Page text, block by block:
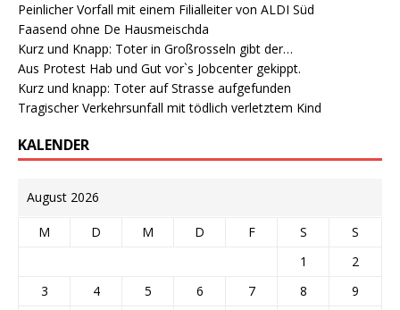
Peinlicher Vorfall mit einem Filialleiter von ALDI Süd
Faasend ohne De Hausmeischda
Kurz und Knapp: Toter in Großrosseln gibt der…
Aus Protest Hab und Gut vor`s Jobcenter gekippt.
Kurz und knapp: Toter auf Strasse aufgefunden
Tragischer Verkehrsunfall mit tödlich verletztem Kind
KALENDER
August 2026
M D M D F S
S
1
2
3
4 5 6 7 8
9